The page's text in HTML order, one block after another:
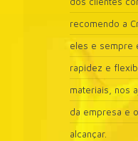
recomendo a
eles e sempre
rapidez e
materiais, nos
da empresa e
alcançar.